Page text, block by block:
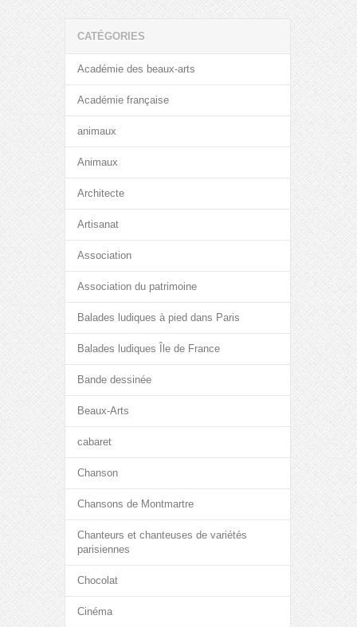
CATÉGORIES
Académie des beaux-arts
Académie française
animaux
Animaux
Architecte
Artisanat
Association
Association du patrimoine
Balades ludiques à pied dans Paris
Balades ludiques Île de France
Bande dessinée
Beaux-Arts
cabaret
Chanson
Chansons de Montmartre
Chanteurs et chanteuses de variétés
parisiennes
Chocolat
Cinéma